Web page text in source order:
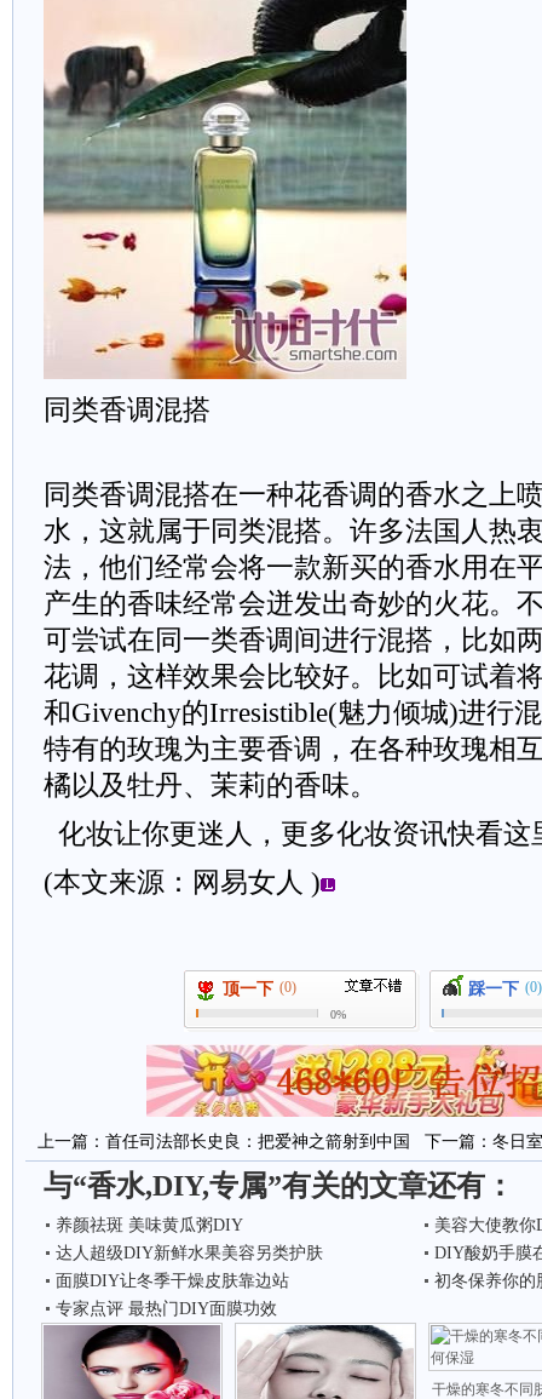
同类香调混搭
同类香调混搭在一种花香调的香水之上
水，这就属于同类混搭。许多法国人热
法，他们经常会将一款新买的香水用在
产生的香味经常会迸发出奇妙的火花。
可尝试在同一类香调间进行混搭，比如
花调，这样效果会比较好。比如可试着将
和Givenchy的Irresistible(魅力倾城)进行
特有的玫瑰为主要香调，在各种玫瑰相
橘以及牡丹、茉莉的香味。
化妆让你更迷人，更多化妆资讯快看这
(本文来源：网易女人 )
顶一下 (0)
0%
踩一下 (0)
上一篇： 首任司法部长史良：把爱神之箭射到中国 下一篇： 冬日
与“香水,DIY,专属”有关的文章还有：
养颜祛斑 美味黄瓜粥DIY
美容大使教
达人超级DIY新鲜水果美容另类护肤
DIY酸奶手膜
面膜DIY让冬季干燥皮肤靠边站
初冬保养你的
专家点评 最热门DIY面膜功效
干燥的寒冬不同